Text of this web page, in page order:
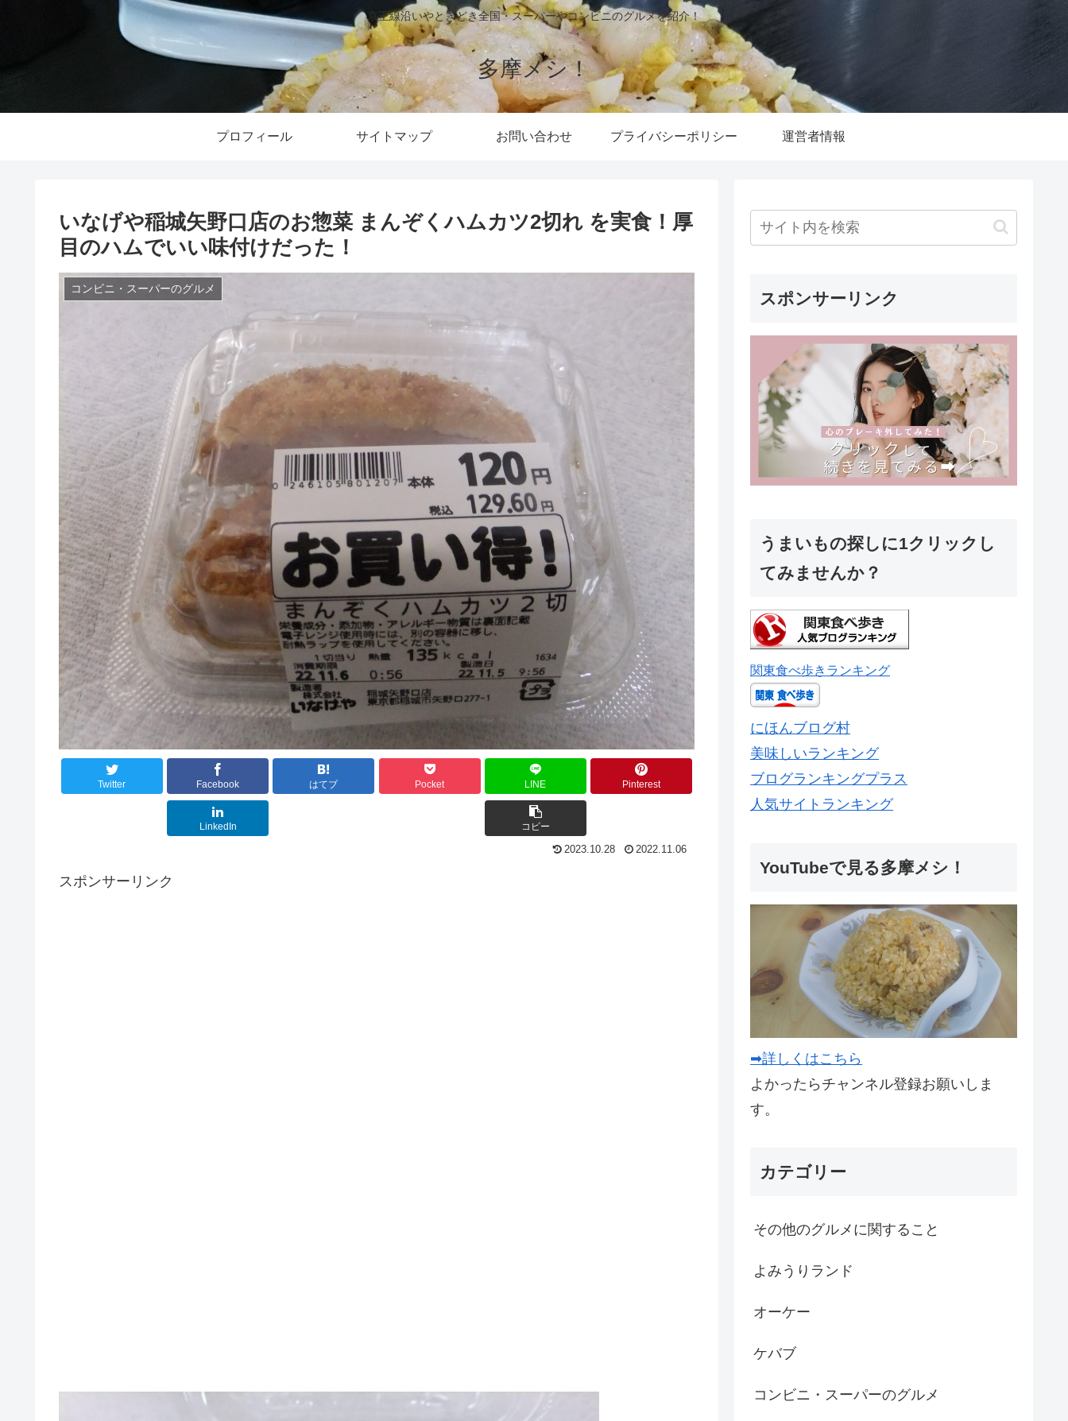
京王線沿いやときどき全国・スーパーやコンビニのグルメを紹介！
多摩メシ！
プロフィール サイトマップ お問い合わせ プライバシーポリシー 運営者情報
いなげや稲城矢野口店のお惣菜 まんぞくハムカツ2切れ を実食！厚
目のハムでいい味付けだった！
コンビニ・スーパーのグルメ
Twitter Facebook はてブ Pocket LINE Pinterest
LinkedIn コピー
2023.10.28 2022.11.06
スポンサーリンク
スポンサーリンク
うまいもの探しに1クリックし
てみませんか？
関東食べ歩きランキング
にほんブログ村
美味しいランキング
ブログランキングプラス
人気サイトランキング
YouTubeで見る多摩メシ！
➡詳しくはこちら
よかったらチャンネル登録お願いしま
す。
カテゴリー
その他のグルメに関すること
よみうりランド
オーケー
ケバブ
コンビニ・スーパーのグルメ